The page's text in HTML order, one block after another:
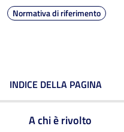
Normativa di riferimento
INDICE DELLA PAGINA
A chi è rivolto